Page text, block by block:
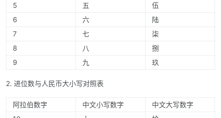
5
五
伍
6
六
陆
7
七
柒
8
八
捌
9
九 玖
2. 进位数与人民币大小写对照表
阿拉伯数字 中文小写数字
中文大写数字